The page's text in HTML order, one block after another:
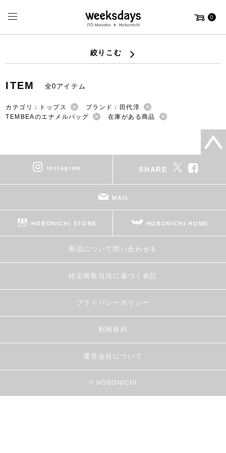
0
絞りこむ
ITEM 全0アイテム
カテゴリ：トップス
ブランド：田代淳
TEMBEAのエナメルバッグ
在庫がある商品
instagram SHARE
MAIL
HOBONICHI STORE HOBONICHI HOME
商品について問い合わせる
特定商取引法に基づく表記
プライバシーポリシー
利用規約
運営会社について
© HOBONICHI